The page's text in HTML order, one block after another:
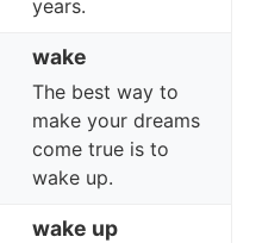
years.
wake
The best way to
make your dreams
come true is to
wake up.
wake up